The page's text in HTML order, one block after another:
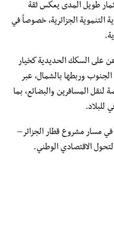
طويل المدى يعكس ثقة
التنموية الجزائرية، خصوصاً في
على السكك الحديدية كخيار
وربطها بالشمال، عبر
المسافرين والبضائع، بما
للبلاد.
مسار مشروع قطار الجزائر–
الاقتصادي الوطني.